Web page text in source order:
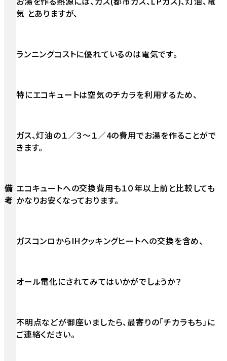
備
考
気 とありますが、
ランニングコストに優れているのは電気です。
特にエコキュートは空気のチカラを利用するため、
ガス、灯油の１／３～１／4の費用でお湯を作ることがで
きます。
エコキュートへの交換費用も１０年以上前と比較しても
かなりお安くなっております。
ガスコンロからIHクッキングヒートへの交換を含め、
オール電化にされてみてはいかがでしょうか？
不明点などが御座いましたら、最寄りの「チカラもち」に
ご連絡ください。